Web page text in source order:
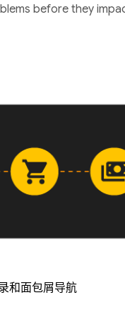
before they
和面包屑导航